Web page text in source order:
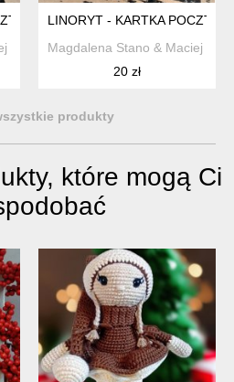
Zabawa
LINORYT - KARTKA
Magdalena Stano & Maciej
20 zł
produkty
które mogą Ci